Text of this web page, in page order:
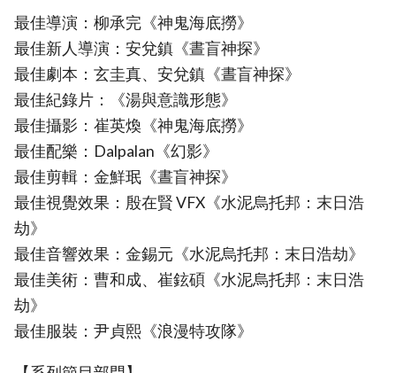
最佳導演：柳承完《神鬼海底撈》
最佳新人導演：安兌鎮《晝盲神探》
最佳劇本：玄圭真、安兌鎮《晝盲神探》
最佳紀錄片：《湯與意識形態》
最佳攝影：崔英煥《神鬼海底撈》
最佳配樂：Dalpalan《幻影》
最佳剪輯：金鮮珉《晝盲神探》
最佳視覺效果：殷在賢 VFX《水泥烏托邦：末日浩
劫》
最佳音響效果：金錫元《水泥烏托邦：末日浩劫》
最佳美術：曹和成、崔鉉碩《水泥烏托邦：末日浩
劫》
最佳服裝：尹貞熙《浪漫特攻隊》